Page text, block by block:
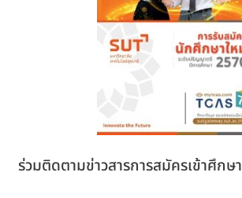
ร่วมติดตามข่าวสารการสมัครเข้าศึกษา